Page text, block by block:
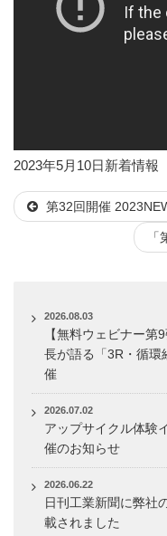
投
日:
2023年5月10日カ
ゴ
新着情報
第32回開催
2026.08.03
【無料ウェビナー
長が語る「3R・循環
催
2026.07.02
アップサイクル体験
催のお知らせ
2026.06.22
日刊工業新聞に弊社
載されました